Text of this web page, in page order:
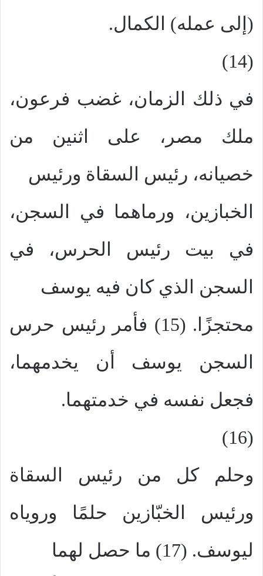
(إلى عمله) الكمال.
(14)
في ذلك الزمان، غضب فرعون،
ملك مصر، على اثنين من
خصيانه، رئيس السقاة ورئيس
الخبازين، ورماهما في السجن،
في بيت رئيس الحرس، في
السجن الذي كان فيه يوسف
محتجزًا. (15) فأمر رئيس حرس
السجن يوسف أن يخدمهما،
فجعل نفسه في خدمتهما.
(16)
وحلم كل من رئيس السقاة
ورئيس الخبّازين حلمًا وروياه
ليوسف. (17) ما حصل لهما